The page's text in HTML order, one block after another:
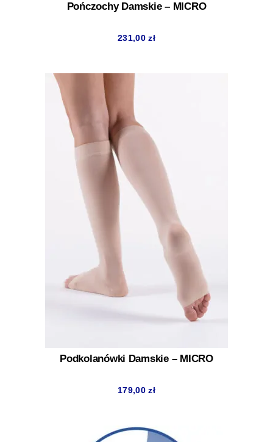
Pończochy Damskie – MICRO
231,00zł
Podkolanówki Damskie – MICRO
179,00zł